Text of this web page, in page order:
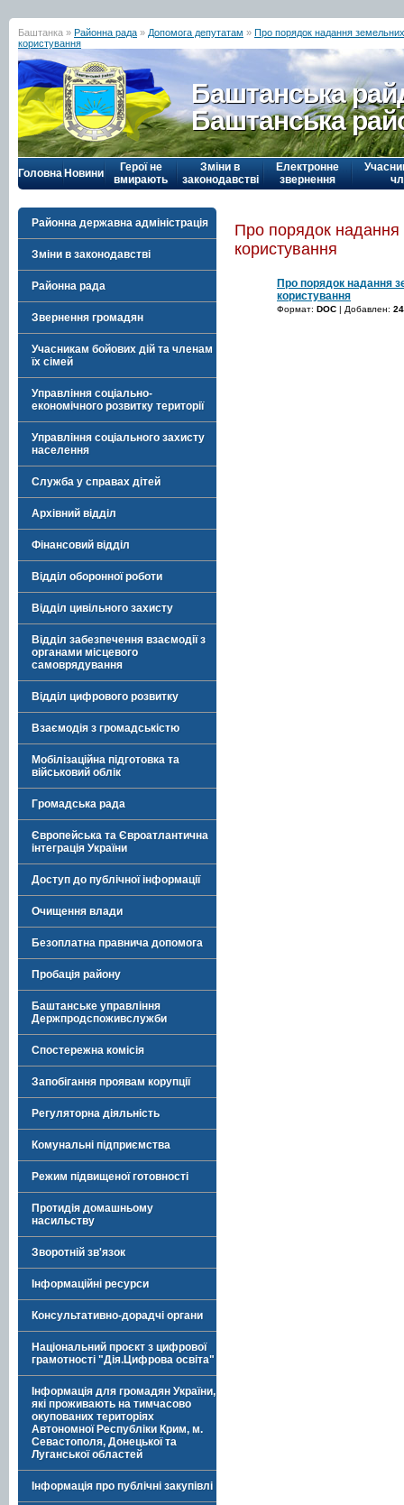
Баштанка » Районна рада » Допомога депутатам » Про порядок надання земельних
користування
Баштанська
Баштанська
Головна Новини
Герої не
вмирають
Зміни в
законодавстві
Електронне
звернення
Районна державна адміністрація
Зміни в законодавстві
Районна рада
Звернення громадян
Учасникам бойових дій та членам
їх сімей
Управління соціально-
економічного розвитку території
Управління соціального захисту
населення
Служба у справах дітей
Архівний відділ
Фінансовий відділ
Відділ оборонної роботи
Відділ цивільного захисту
Відділ забезпечення взаємодії з
органами місцевого
самоврядування
Відділ цифрового розвитку
Взаємодія з громадськістю
Мобілізаційна підготовка та
військовий облік
Громадська рада
Європейська та Євроатлантична
інтеграція України
Доступ до публічної інформації
Очищення влади
Безоплатна правнича допомога
Пробація району
Баштанське управління
Держпродспоживслужби
Спостережна комісія
Запобігання проявам корупції
Регуляторна діяльність
Комунальні підприємства
Режим підвищеної готовності
Протидія домашньому
насильству
Зворотній зв'язок
Інформаційні ресурси
Консультативно-дорадчі органи
Національний проєкт з цифрової
грамотності "Дія.Цифрова освіта"
Інформація для громадян України,
які проживають на тимчасово
окупованих територіях
Автономної Республіки Крим, м.
Севастополя, Донецької та
Луганської областей
Інформація про публічні закупівлі
Про порядок надання
користування
Про порядок надання
користування
Формат: DOC | Добавлен: